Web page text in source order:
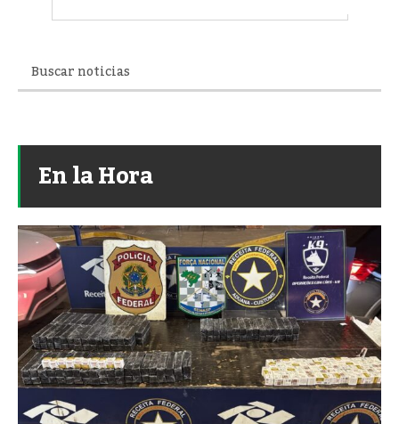
En la Hora